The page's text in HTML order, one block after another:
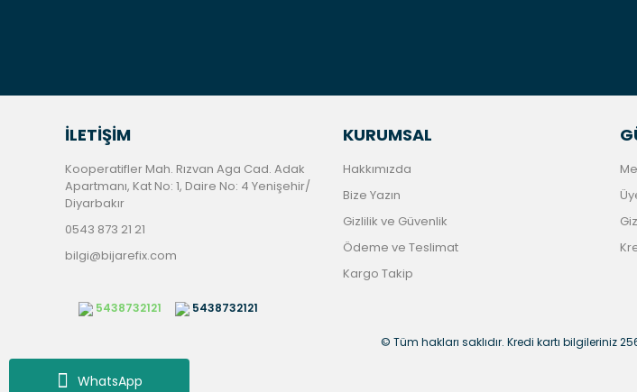
WhatsApp
İLETİŞİM
Kooperatifler Mah. Rızvan Aga Cad. Adak
Apartmanı, Kat No: 1, Daire No: 4 Yenişehir/
Diyarbakır
0543 873 21 21
bilgi@bijarefix.com
KURUMSAL
Hakkımızda
Bize Yazın
Gizlilik ve Güvenlik
Ödeme ve Teslimat
Kargo Takip
5438732121 5438732121
© Tüm hakları saklıdır. Kredi kartı bilgileriniz